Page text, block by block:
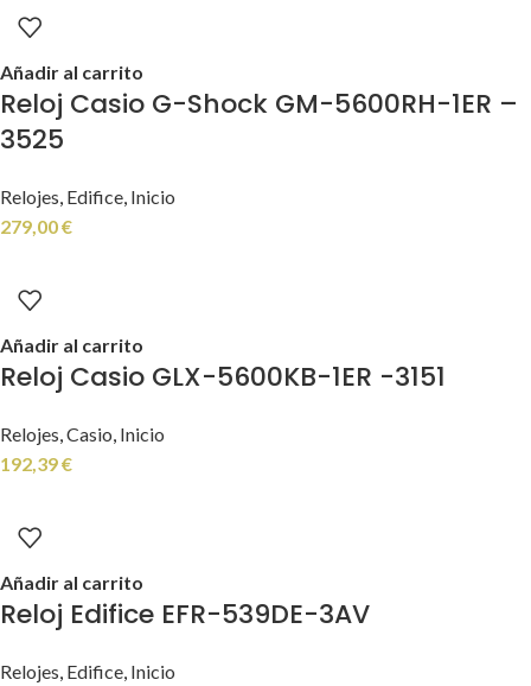
Añadir al carrito
Reloj Casio G-Shock GM-5600RH-1ER –
3525
Relojes, Edifice, Inicio
279,00€
Añadir al carrito
Reloj Casio GLX-5600KB-1ER -3151
Relojes,Casio, Inicio
192,39€
Añadir al carrito
Reloj Edifice EFR-539DE-3AV
Relojes, Edifice, Inicio